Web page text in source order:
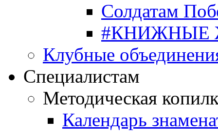
Солдатам
#КНИЖНЫЕ
Клубные
Специалистам
Методическая
Календарь